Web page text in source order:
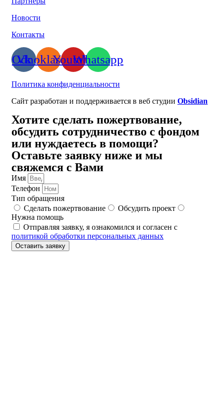
Новости
Контакты
Vk
Odnoklassniki
YoutubeWhatsapp
Политика конфиденциальности
Сайт разработан и поддерживается в веб студии Obsidian
Хотите сделать пожертвование,
обсудить сотрудничество с фондом
или нуждаетесь в помощи?
Оставьте заявку ниже и мы
свяжемся с Вами
Имя
Телефон
Тип обращения
Сделать пожертвование
Обсудить проект
Нужна помощь
Отправляя заявку, я ознакомился и согласен с
политикой обработки персональных данных
Оставить заявку